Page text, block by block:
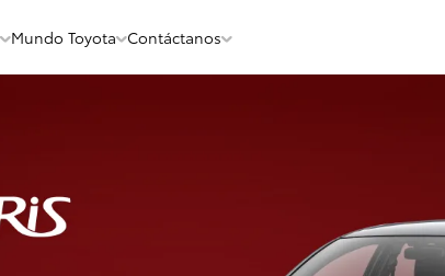
Mundo Toyota Contáctanos